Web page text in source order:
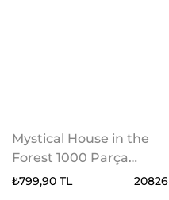
Mystical House in the
Forest 1000 Parça
Puzzle
₺799,90 TL 20826